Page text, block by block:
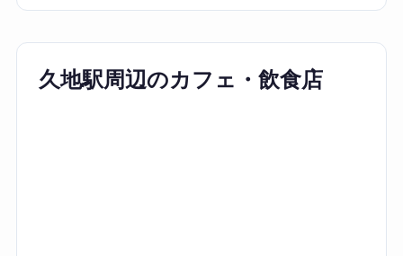
久地駅周辺のカフェ・飲食店